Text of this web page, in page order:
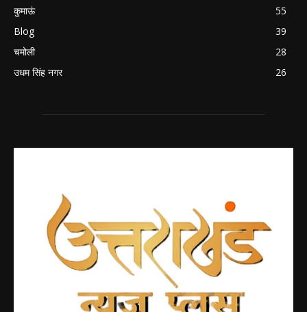
कुमाऊं
55
Blog
39
चमोली
28
उधम सिंह नगर
26